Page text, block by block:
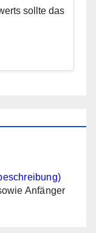
sollte das
Anfänger